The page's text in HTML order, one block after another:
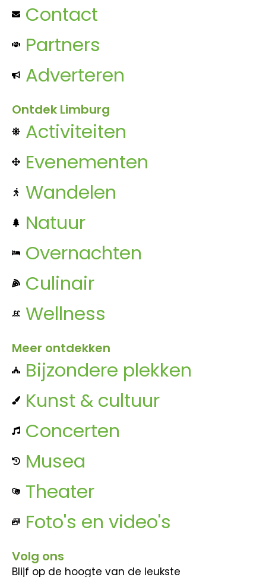
Contact
Partners
Adverteren
Ontdek Limburg
Activiteiten
Evenementen
Wandelen
Natuur
Overnachten
Culinair
Wellness
Meer ontdekken
Bijzondere plekken
Kunst & cultuur
Concerten
Musea
Theater
Foto's en video's
Volg ons
Blijf op de hoogte van de leukste